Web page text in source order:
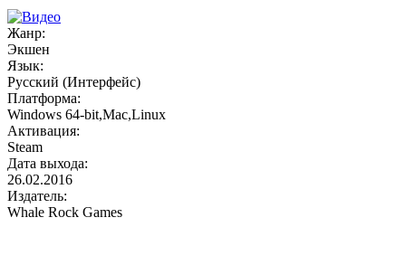
Жанр:
Экшен
Язык:
Русский (Интерфейс)
Платформа:
Windows 64-bit,Mac,Linux
Активация:
Steam
Дата выхода:
26.02.2016
Издатель:
Whale Rock Games